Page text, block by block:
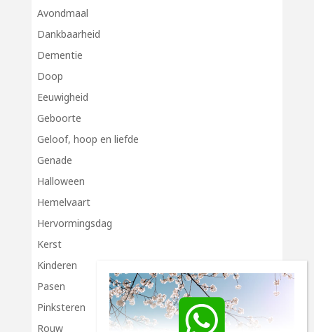
Avondmaal
Dankbaarheid
Dementie
Doop
Eeuwigheid
Geboorte
Geloof, hoop en liefde
Genade
Halloween
Hemelvaart
Hervormingsdag
Kerst
Kinderen
Pasen
Pinksteren
Rouw